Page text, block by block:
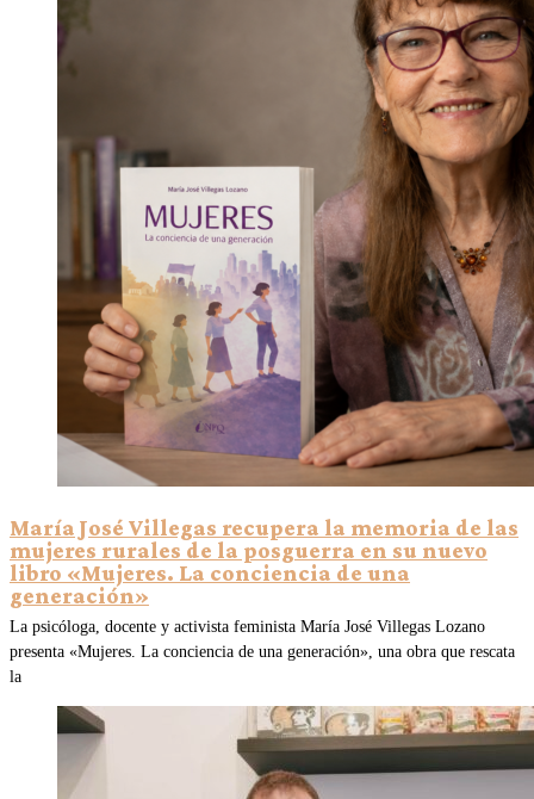
María José Villegas recupera la memoria de las
mujeres rurales de la posguerra en su nuevo
libro «Mujeres. La conciencia de una
generación»
La psicóloga, docente y activista feminista María José Villegas Lozano
presenta «Mujeres. La conciencia de una generación», una obra que rescata
la